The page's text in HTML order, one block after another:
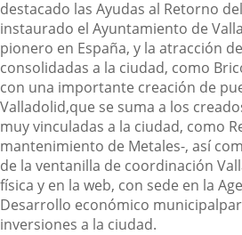
destacado las Ayudas al Retorno
instaurado el Ayuntamiento de
pionero en España, y la atracción
consolidadas a la ciudad, como
con una importante creación de
Valladolid,que se suma a los
muy vinculadas a la ciudad, como
mantenimiento de Metales-, así
de la ventanilla de coordinación
física y en la web, con sede en la
Desarrollo económico
inversiones a la ciudad.